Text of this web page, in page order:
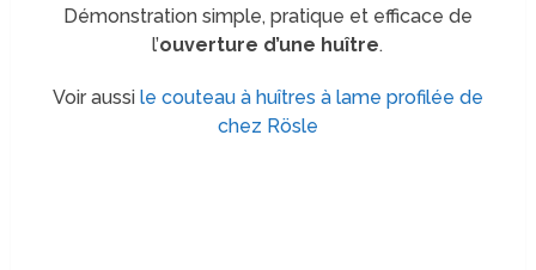
Démonstration simple, pratique et efficace de
l’ouverture d’une huître.
Voir aussi le couteau à huîtres à lame profilée de
chez Rösle